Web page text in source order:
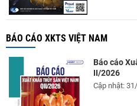
BÁO CÁO XKTS VIỆT NAM
Báo cáo
II/2026
Cập nhật: